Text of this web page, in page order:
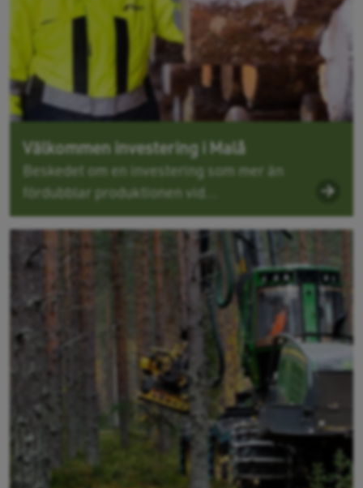
Välkommen investering i Malå
Beskedet om en investering som mer än
fördubblar produktionen vid...